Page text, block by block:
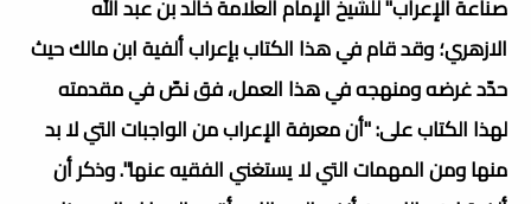
صناعة الإعراب" للشيخ الإمام العلامة خالد بن عبد الله
الازهري؛ وقد قام في هذا الكتاب بإعراب ألفية ابن مالك حيث
حدّد غرضه ومنهجه في هذا العمل، فق نصّ في مقدمته
لهذا الكتاب على: "أن معرفة الإعراب من الواجبات التي لا بد
منها ومن المهمات التي لا يستغني الفقيه عنها". وذكر أن